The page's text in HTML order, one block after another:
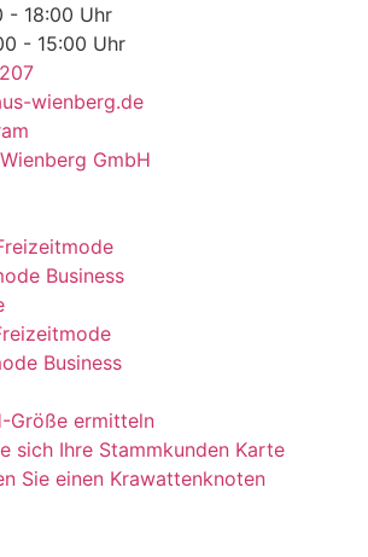
- 18:00 Uhr
- 15:00 Uhr
wienberg.de
Business
Business
Größe ermitteln
sich Ihre Stammkunden Karte
Sie einen Krawattenknoten